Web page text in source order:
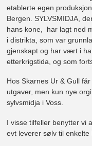
etablerte egen
Bergen. SYLVSMIDJA,
hans kone, har lagt ned
i distrikta, som var
gjenskapt og har vært i
etterkrigstida, og som
Hos Skarnes Ur & Gull
utgaver, men kun nye
sylvsmidja i Voss.
I visse tilfeller benytter vi
evt leverer sølv til enkelte